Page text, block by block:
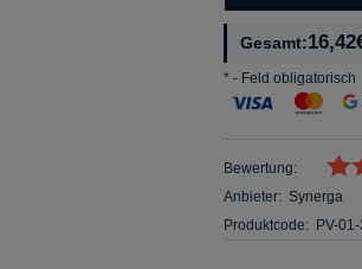
Gesamt:
*- Feld obligatorisch
Bewertung:
Anbieter: Synerga
Produktcode: PV-